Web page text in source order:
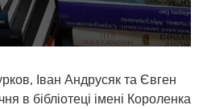
Іван Андрусяк та Євген
в бібліотеці імені Короленка